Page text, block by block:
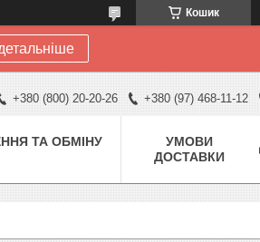
Кошик
+380 (800) 20-20-26 +380 (97) 468-11-12
ТА ОБМІНУ
УМОВИ
ДОСТАВКИ